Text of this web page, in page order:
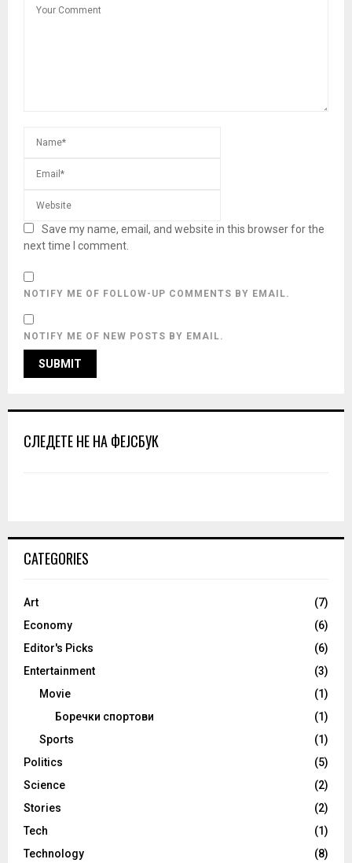
Save my name, email, and website in this browser for the
next time I comment.
NOTIFY ME OF FOLLOW-UP COMMENTS BY EMAIL.
NOTIFY ME OF NEW POSTS BY EMAIL.
СЛЕДЕТЕ НЕ НА ФЕЈСБУК
CATEGORIES
Art
(7)
Economy
(6)
Editor's Picks
(6)
Entertainment
(3)
Movie
(1)
Боречки спортови
(1)
Sports
(1)
Politics
(5)
Science
(2)
Stories
(2)
Tech
(1)
Technology
(8)